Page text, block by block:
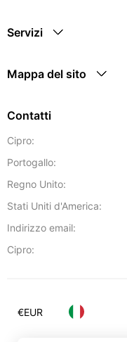
Servizi
Mappa del sito
Contatti
Cipro:
Portogallo:
Regno Unito:
Stati Uniti d'America:
Indirizzo email:
Cipro:
€EUR